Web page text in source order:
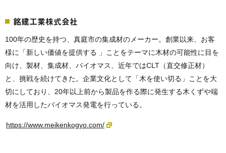
銘建工業株式会社
100年の歴史を持つ、真庭市の集成材のメーカー。創業以来、お客
様に「新しい価値を提供する 」ことをテーマに木材の可能性に目を
向け、製材、集成材、バイオマス、近年ではCLT（直交修正材）
と、挑戦を続けてきた。企業文化として「木を使い切る」ことを大
切にしており、20年以上前から製品を作る際に発生する木くずや端
材を活用したバイオマス発電を行っている。
https://www.meikenkogyo.com/